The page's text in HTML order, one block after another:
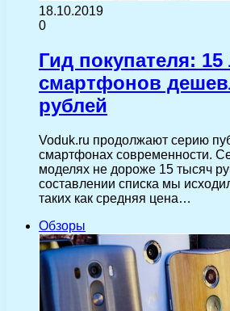
18.10.2019
0
Гид покупателя:
смартфонов
рублей
Voduk.ru продолжают серию
смартфонах современности.
моделях не дороже 15 тысяч
составлении списка мы
таких как средняя цена…
Обзоры